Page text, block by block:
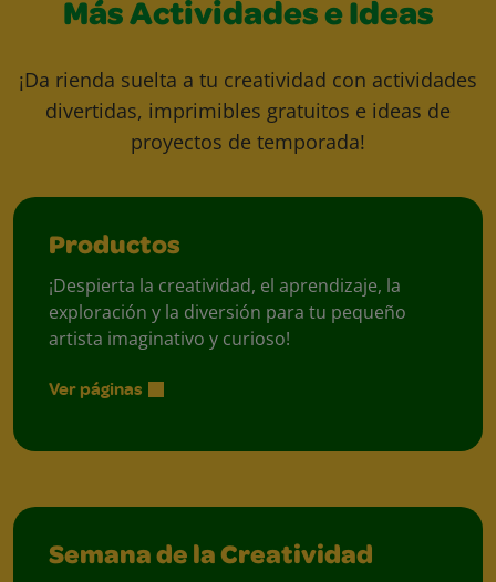
Más Actividades e Ideas
¡Da rienda suelta a tu creatividad con actividades
divertidas, imprimibles gratuitos e ideas de
proyectos de temporada!
Productos
¡Despierta la creatividad, el aprendizaje, la
exploración y la diversión para tu pequeño
artista imaginativo y curioso!
Ver páginas
Semana de la Creatividad